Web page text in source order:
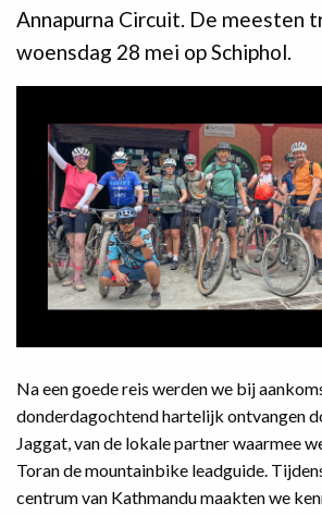
Annapurna Circuit. De meesten
woensdag 28 mei op Schiphol.
Na een goede reis werden we bij
donderdagochtend hartelijk ontvangen
Jaggat, van de lokale partner waarmee
Toran de mountainbike leadguide.
centrum van Kathmandu maakten we